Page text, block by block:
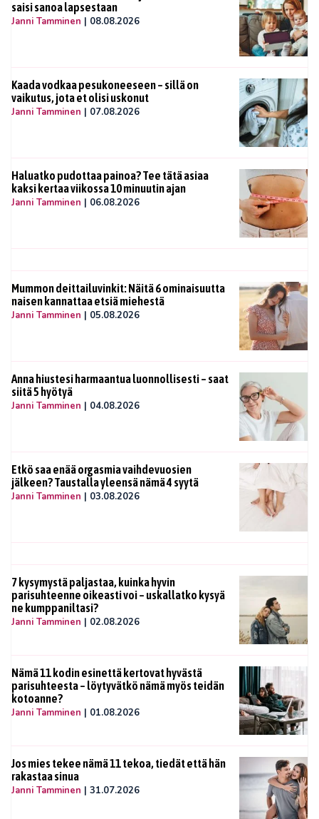
saisi sanoa lapsestaan
Janni Tamminen | 08.08.2026
Kaada vodkaa pesukoneeseen – sillä on
vaikutus, jota et olisi uskonut
Janni Tamminen | 07.08.2026
Haluatko pudottaa painoa? Tee tätä asiaa
kaksi kertaa viikossa 10 minuutin ajan
Janni Tamminen | 06.08.2026
Mummon deittailuvinkit: Näitä 6 ominaisuutta
naisen kannattaa etsiä miehestä
Janni Tamminen | 05.08.2026
Anna hiustesi harmaantua luonnollisesti – saat
siitä 5 hyötyä
Janni Tamminen | 04.08.2026
Etkö saa enää orgasmia vaihdevuosien
jälkeen? Taustalla yleensä nämä 4 syytä
Janni Tamminen | 03.08.2026
7 kysymystä paljastaa, kuinka hyvin
parisuhteenne oikeasti voi – uskallatko kysyä
ne kumppaniltasi?
Janni Tamminen | 02.08.2026
Nämä 11 kodin esinettä kertovat hyvästä
parisuhteesta – löytyvätkö nämä myös teidän
kotoanne?
Janni Tamminen | 01.08.2026
Jos mies tekee nämä 11 tekoa, tiedät että hän
rakastaa sinua
Janni Tamminen | 31.07.2026